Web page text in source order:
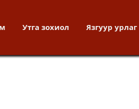
Утга зохиол Язгуур урлаг